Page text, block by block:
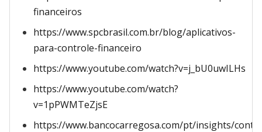
financeiros
https://www.spcbrasil.com.br/blog/aplicativos-
para-controle-financeiro
https://www.youtube.com/watch?v=j_bU0uwILHs
https://www.youtube.com/watch?
v=1pPWMTeZjsE
https://www.bancocarregosa.com/pt/insights/